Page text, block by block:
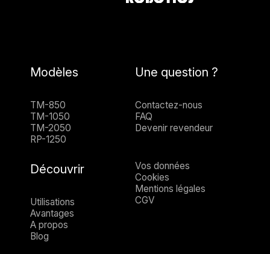
Modèles
TM-850
TM-1050
TM-2050
RP-1250
Une question ?
Contactez-nous
FAQ
Devenir revendeur
Découvrir
Utilisations
Avantages
A propos
Blog
Vos données
Cookies
Mentions légales
CGV